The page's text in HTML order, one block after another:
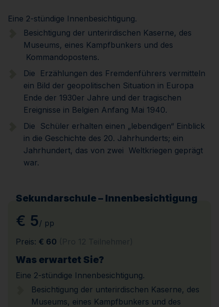
Eine 2-stündige Innenbesichtigung.
Besichtigung der unterirdischen Kaserne, des
Museums, eines Kampfbunkers und des
Kommandopostens.
Die Erzählungen des Fremdenführers vermitteln
ein Bild der geopolitischen Situation in Europa
Ende der 1930er Jahre und der tragischen
Ereignisse in Belgien Anfang Mai 1940.
Die Schüler erhalten einen „lebendigen“ Einblick
in die Geschichte des 20. Jahrhunderts; ein
Jahrhundert, das von zwei Weltkriegen geprägt
war.
Sekundarschule – Innenbesichtigung
€ 5/ pp
Preis: € 60
Was erwartet Sie?
Eine 2-stündige Innenbesichtigung.
Besichtigung der unterirdischen Kaserne, des
Museums, eines Kampfbunkers und des